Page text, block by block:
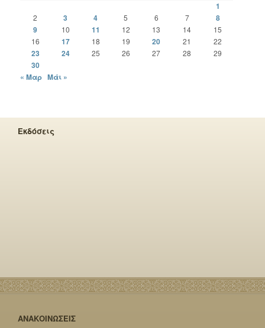
1
2 3 4 5 6 7
8
9
10 11 12 13 14
15
16
17 18 19 20 21 22
23 24 25 26 27 28 29
30
« Μαρ Μάι »
Εκδόσεις
ΑΝΑΚΟΙΝΩΣΕΙΣ